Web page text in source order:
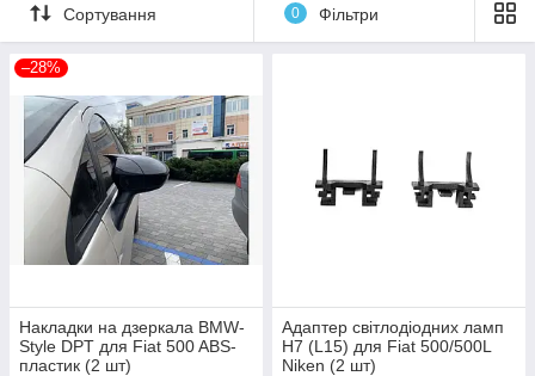
Сортування 0 Фільтри
–28%
Накладки на дзеркала BMW-
Style DPT для Fiat 500 ABS-
пластик (2 шт)
Адаптер світлодіодних ламп
H7 (L15) для Fiat 500/500L
Niken (2 шт)